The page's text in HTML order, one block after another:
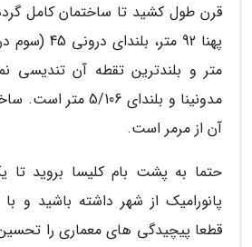
متر و بلندترین تقطه آن تندیسی
مدونینا و بلندای 5/
آن از مرمر است.
حتما به پشت بام کلیسا بروید تا
پانورامیک از شهر داشته باشید و
قطعا پیچیدگی های معماری را